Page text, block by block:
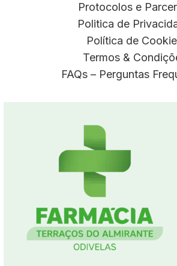
Protocolos e
Politica de
Política de
Termos &
FAQs – Perguntas